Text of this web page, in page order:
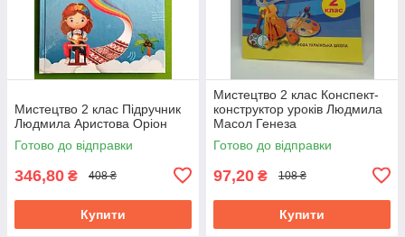
Мистецтво 2 клас Підручник
Людмила Аристова Оріон
Готово до відправки
346,80 ₴ 408 ₴
Купити
Мистецтво 2 клас Конспект-
конструктор уроків Людмила
Масол Генеза
Готово до відправки
97,20 ₴ 108 ₴
Купити